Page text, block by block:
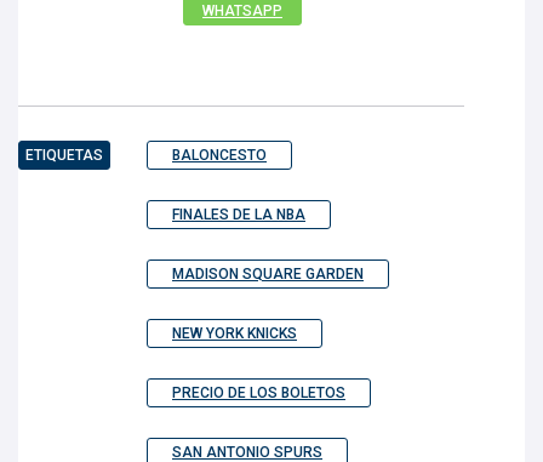
WHATSAPP
ETIQUETAS BALONCESTO
FINALES DE LA NBA
MADISON SQUARE GARDEN
NEW YORK KNICKS
PRECIO DE LOS BOLETOS
SAN ANTONIO SPURS